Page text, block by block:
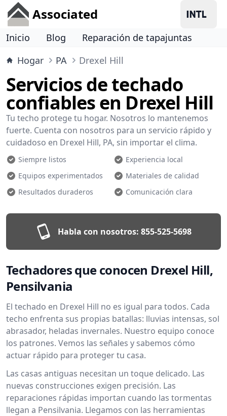
Associated
Inicio Blog
Reparación de tapajuntas
Hogar
PA Drexel Hill
Servicios de techado
confiables en Drexel Hill
Tu techo protege tu hogar. Nosotros lo mantenemos
fuerte. Cuenta con nosotros para un servicio rápido y
cuidadoso en Drexel Hill, PA, sin importar el clima.
Siempre listos
Experiencia local
Equipos experimentados
Materiales de calidad
Resultados duraderos
Comunicación clara
Habla con nosotros: 855-525-5698
Techadores que conocen Drexel Hill,
Pensilvania
El techado en Drexel Hill no es igual para todos. Cada
techo enfrenta sus propias batallas: lluvias intensas, sol
abrasador, heladas invernales. Nuestro equipo conoce
los patrones. Vemos las señales y sabemos cómo
actuar rápido para proteger tu casa.
Las casas antiguas necesitan un toque delicado. Las
nuevas construcciones exigen precisión. Las
reparaciones rápidas importan cuando las tormentas
llegan a Pensilvania. Llegamos con las herramientas